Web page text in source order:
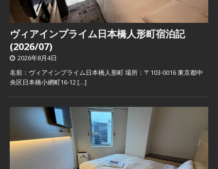
ヴィアインプライム日本橋人形町宿泊記
(2026/07)
2026年8月4日
名前：ヴィアインプライム日本橋人形町 場所：〒103-0016 東京都中
央区日本橋小網町16-12[…]